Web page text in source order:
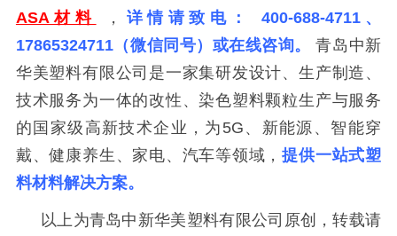
ASA材料
， 详情请致电： 400-688-4711、
17865324711（微信同号）或在线咨询。
青岛中新
华美塑料有限公司是一家集研发设计、生产制造、
技术服务为一体的改性、染色塑料颗粒生产与服务
的国家级高新技术企业，为5G、新能源、智能穿
戴、健康养生、家电、汽车等领域，提供一站式塑
料材料解决方案。
以上为青岛中新华美塑料有限公司原创，转载请